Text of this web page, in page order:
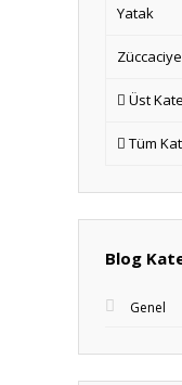
Yatak
Züccaciye
Üst
Tüm
Blog
Genel